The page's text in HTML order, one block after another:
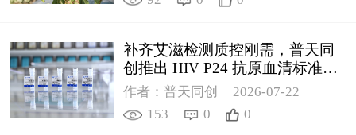
补齐艾滋检测质控刚需，普天同
创推出 HIV P24 抗原血清标准物
质
作者：普天同创
2026-07-22
153
0 0